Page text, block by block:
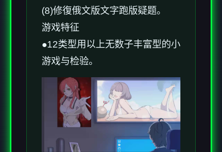
(8)修復俄文版文字跑版疑题。
游戏特征
●12类型用以上无数子丰富型的小
游戏与检验。